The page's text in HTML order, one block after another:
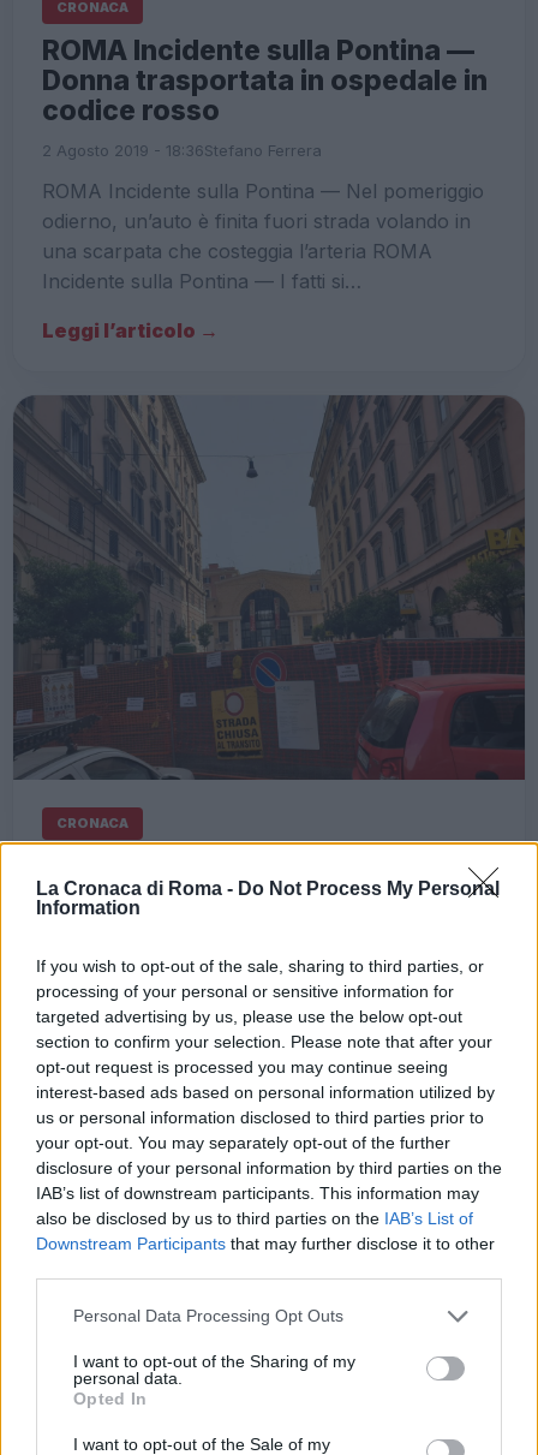
La Cronaca di Roma - Do Not Process My Personal
Information
If you wish to opt-out of the sale, sharing to third parties, or
processing of your personal or sensitive information for
targeted advertising by us, please use the below opt-out
section to confirm your selection. Please note that after your
opt-out request is processed you may continue seeing
interest-based ads based on personal information utilized by
us or personal information disclosed to third parties prior to
your opt-out. You may separately opt-out of the further
disclosure of your personal information by third parties on the
IAB’s list of downstream participants. This information may
also be disclosed by us to third parties on the IAB’s List of
Downstream Participants that may further disclose it to other
Please note that this website/app uses one or more Google
not limited to your visit or usage behaviour. You may click to
grant or deny consent to Google and its third-party tags to
use your data for below specified purposes in below Google
consent section.
Personal Data Processing Opt Outs
I want to opt-out of the Sharing of my
personal data.
Opted In
I want to opt-out of the Sale of my
CRONACA
ROMA Incidente sulla Pontina —
Donna trasportata in ospedale in
codice rosso
2 Agosto 2019 - 18:36Stefano Ferrera
ROMA Incidente sulla Pontina — Nel pomeriggio
odierno, un’auto è finita fuori strada volando in
una scarpata che costeggia l’arteria ROMA
Incidente sulla Pontina — I fatti si…
Leggi l’articolo →
CRONACA
ROMA Voragine Via Alessandria
— Info e tempi di ripristino della
3 Luglio 2019 - 16:02 Stefano Ferrera
ROMA Voragine Via Alessandria — La strada del
quartiere Italia è, da quasi due mesi, ostaggio di
reti e bandoni a protezione della voragine
generata, probabilmente, a seguito del…
Leggi l’articolo →